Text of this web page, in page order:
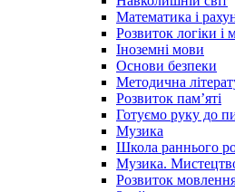
Математика і
Розвиток логіки і
Іноземні мови
Основи безпеки
Методична
Розвиток пам’яті
Готуємо руку до
Музика
Школа раннього
Музика.
Розвиток